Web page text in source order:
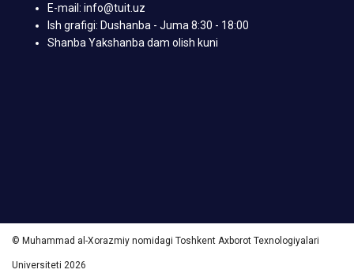
E-mail: info@tuit.uz
Ish grafigi: Dushanba - Juma 8:30 - 18:00
Shanba Yakshanba dam olish kuni
© Muhammad al-Xorazmiy nomidagi Toshkent Axborot Texnologiyalari
Universiteti 2026